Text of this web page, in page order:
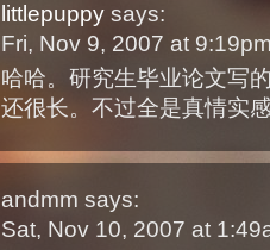
littlepuppy says:
Fri, Nov 9, 2007 at
哈哈。研究生毕业论文写
还很长。不过全是真情实
andmm says:
Sat, Nov 10, 2007 at